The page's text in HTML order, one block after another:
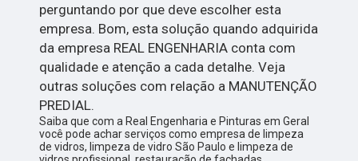
perguntando por que deve escolher esta
empresa. Bom, esta solução quando adquirida
da empresa REAL ENGENHARIA conta com
qualidade e atenção a cada detalhe. Veja
outras soluções com relação a MANUTENÇÃO
PREDIAL.
Saiba que com a Real Engenharia e Pinturas em Geral
você pode achar serviços como empresa de limpeza
de vidros, limpeza de vidro São Paulo e limpeza de